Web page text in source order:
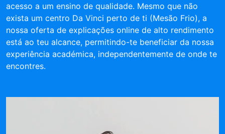
acesso a um ensino de qualidade. Mesmo que não
exista um centro Da Vinci perto de ti (Mesão Frio), a
nossa oferta de explicações online de alto rendimento
está ao teu alcance, permitindo-te beneficiar da nossa
experiência académica, independentemente de onde te
encontres.